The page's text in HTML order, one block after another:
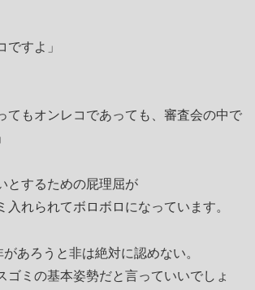
ですよ」
てもオンレコであっても、審査会の中で
とするための屁理屈が
入れられてボロボロになっています。
あろうと非は絶対に認めない。
ゴミの基本姿勢だと言っていいでしょ